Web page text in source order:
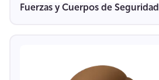
Fuerzas y Cuerpos de Seguridad